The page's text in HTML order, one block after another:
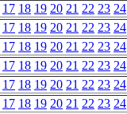
17 18 19 20 21 22 23 24
17 18 19 20 21 22 23 24
17 18 19 20 21 22 23 24
17 18 19 20 21 22 23 24
17 18 19 20 21 22 23 24
17 18 19 20 21 22 23 24